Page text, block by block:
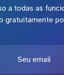
a todas as
gratuitamente